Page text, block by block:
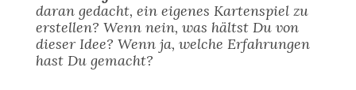
daran gedacht, ein eigenes Kartenspiel zu
erstellen? Wenn nein, was hältst Du von
dieser Idee? Wenn ja, welche Erfahrungen
hast Du gemacht?